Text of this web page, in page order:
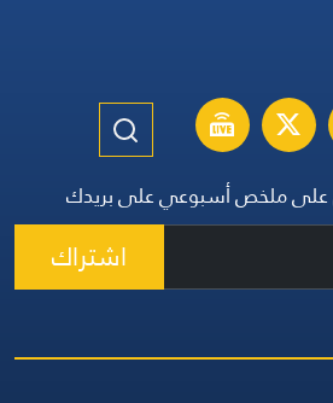
على ملخص أسبوعي على بريدك
اشتراك